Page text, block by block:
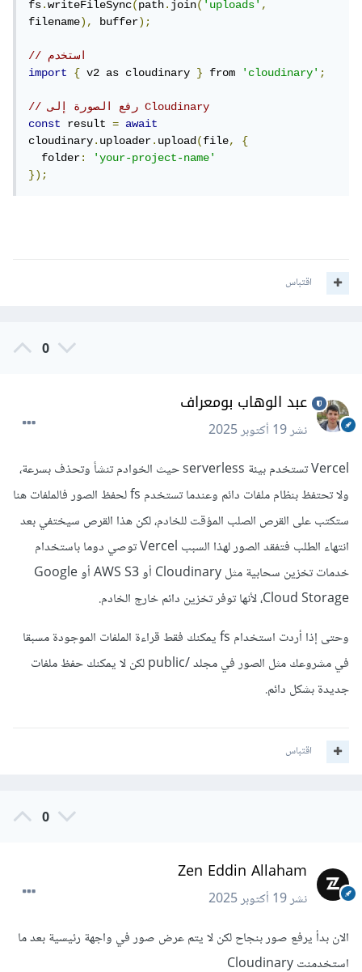
fs.writeFileSync(path.join('uploads',
filename), buffer);
import
{ v2 as cloudinary } from 'cloudinary';
// رفع الصورة إلى Cloudinary
const
result =
await
cloudinary.uploader.upload(file,
{
  folder
:
'your-project-name'
});
اقتباس
0
عبد الوهاب بومعراف
نشر19 أكتوبر 2025
Vercel تستخدم بيئة serverless حيث الخوادم تنشأ وتحذف بسرعة،
ولا تحتفظ بنظام ملفات دائم وعندما تستخدم fs لحفظ الصور فالملفات هنا
ستكتب على القرص الصلب المؤقت للخادم، لكن هذا القرص سيختفي بعد
انتهاء الطلب فتفقد الصور لهذا السبب Vercel توصي دوما باستخدام
خدمات تخزين سحابية مثل Cloudinary أو AWS S3 أو Google
Cloud Storage، لأنها توفر تخزين دائم خارج الخادم.
وحتى إذا أردت استخدام fs يمكنك فقط قراءة الملفات الموجودة مسبقا
في مشروعك مثل الصور في مجلد /public لكن لا يمكنك حفظ ملفات
جديدة بشكل دائم.
اقتباس
0
Zen Eddin Allaham
نشر19 أكتوبر 2025
الان بدأ يرفع صور بنجاح لكن لا يتم عرض صور في واجهة رئيسية بعد ما
استخدمنت Cloudinary